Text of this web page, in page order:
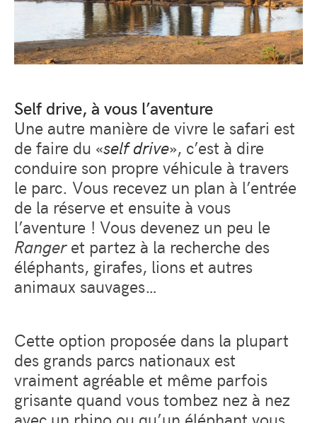
Self drive, à vous l’aventure
Une autre manière de vivre le safari est
de faire du «self drive», c’est à dire
conduire son propre véhicule à travers
le parc. Vous recevez un plan à l’entrée
de la réserve et ensuite à vous
l’aventure ! Vous devenez un peu le
Rangeret partez à la recherche des
éléphants, girafes, lions et autres
animaux sauvages…
Cette option proposée dans la plupart
des grands parcs nationaux est
vraiment agréable et même parfois
grisante quand vous tombez nez à nez